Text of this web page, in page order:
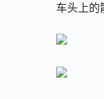
车头上的